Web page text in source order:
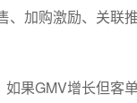
、加购激励、关联
如果GMV增长但客